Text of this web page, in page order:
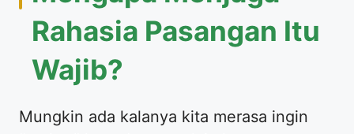
Rahasia Pasangan Itu
Wajib?
​Mungkin ada kalanya kita merasa ingin